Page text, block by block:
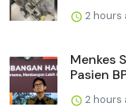
2 hours
Menkes
Pasien
2 hours